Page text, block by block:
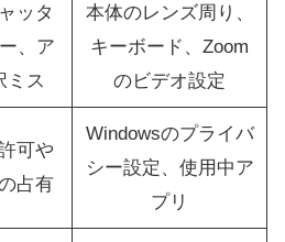
ッタ
、ア
ミス
本体のレンズ周り、
キーボード、Zoom
のビデオ設定
可や
占有
Windowsのプライバ
シー設定、使用中ア
プリ